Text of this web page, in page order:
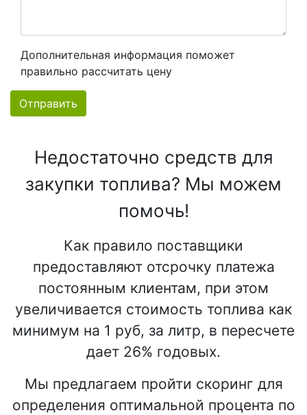
Дополнительная информация поможет
правильно рассчитать цену
Отправить
Недостаточно средств для
закупки топлива? Мы можем
помочь!
Как правило поставщики
предоставляют отсрочку платежа
постоянным клиентам, при этом
увеличивается стоимость топлива как
минимум на 1 руб, за литр, в пересчете
дает 26% годовых.
Мы предлагаем пройти скоринг для
определения оптимальной процента по